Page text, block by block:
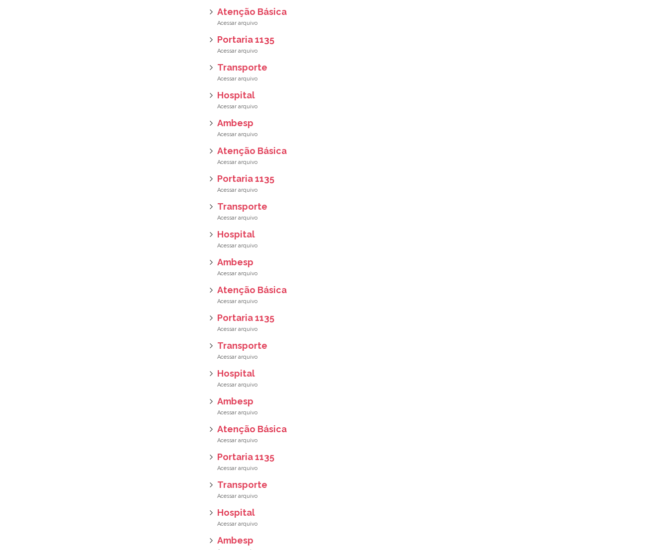
Atenção Básica
Portaria 1135
Transporte
Hospital
Ambesp
Atenção Básica
Portaria 1135
Transporte
Hospital
Ambesp
Atenção Básica
Portaria 1135
Transporte
Hospital
Ambesp
Atenção Básica
Portaria 1135
Transporte
Hospital
Ambesp